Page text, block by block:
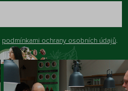
podmínkami ochrany osobních údajů.